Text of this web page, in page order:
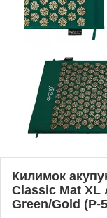
Килимок
Classic Mat XL
Green/Gold (P-